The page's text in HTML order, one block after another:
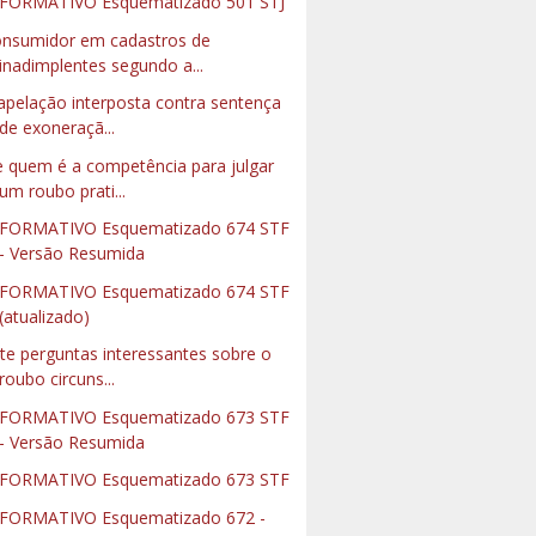
em cadastros de
inadimplentes segundo a...
interposta contra sentença
de exoneraçã...
quem é a competência para julgar
um roubo prati...
Esquematizado 674 STF
- Versão Resumida
Esquematizado 674 STF
(atualizado)
perguntas interessantes sobre o
roubo circuns...
Esquematizado 673 STF
- Versão Resumida
Esquematizado 673 STF
Esquematizado 672 -